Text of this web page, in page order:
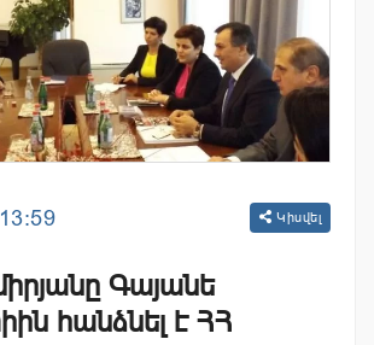
Կիսվել
Գայանե
հանձնել է ՀՀ